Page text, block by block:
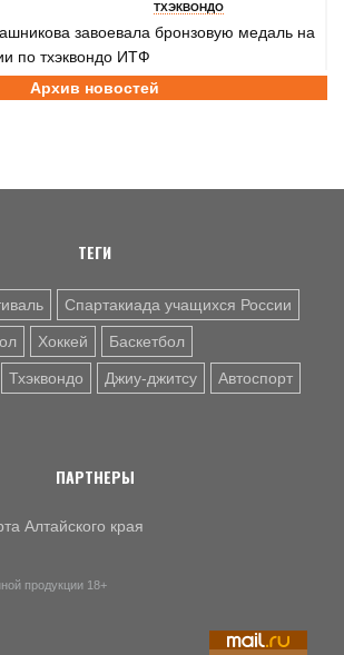
ТХЭКВОНДО
завоевала бронзовую медаль на
по тхэквондо ИТФ
ДЖИУ-ДЖИТСУ
ХОККЕЙ
(Барнаул)
Архив новостей
ТЕГИ
Спартакиада учащихся России
Хоккей Баскетбол
Тхэквондо Джиу-джитсу Автоспорт
ПАРТНЕРЫ
Алтайского края
продукции 18+